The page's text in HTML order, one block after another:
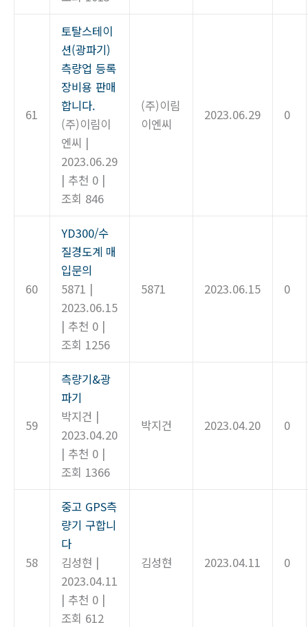
61
토탈스테이
션(광파기)
측량업 등록
장비용 판매
합니다.
(주)이림이
엔씨 |
2023.06.29
| 추천 0 |
조회 846
(주)이림
이엔씨
2023.06.29 0
60
YD300/수
질경도계 매
입문의
5871 |
2023.06.15
| 추천 0 |
조회 1256
5871 2023.06.15 0
59
측량기&광
파기
박지건 |
2023.04.20
| 추천 0 |
조회 1366
박지건 2023.04.20 0
58
중고 GPS측
량기 구합니
다
김성현 |
2023.04.11
| 추천 0 |
조회 612
김성현 2023.04.11 0